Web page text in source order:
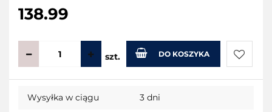
138.99
szt. DO KOSZYKA
Do
Wysyłka w ciągu 3 dni